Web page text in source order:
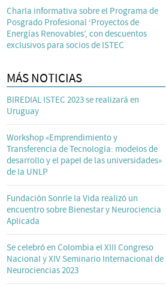
Charla informativa sobre el Programa de
Posgrado Profesional ‘Proyectos de
Energías Renovables’, con descuentos
exclusivos para socios de ISTEC
MÁS NOTICIAS
BIREDIAL ISTEC 2023 se realizará en
Uruguay
Workshop «Emprendimiento y
Transferencia de Tecnología: modelos de
desarrollo y el papel de las universidades»
de la UNLP
Fundación Sonríe la Vida realizó un
encuentro sobre Bienestar y Neurociencia
Aplicada
Se celebró en Colombia el XIII Congreso
Nacional y XIV Seminario Internacional de
Neurociencias 2023